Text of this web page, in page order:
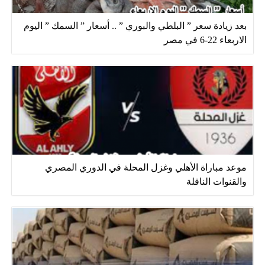
بعد زيادة سعر ” البلطي والبوري ” .. أسعار ” السمك ” اليوم
الاربعاء 22-6 في مصر
موعد مباراة الأهلي وغزل المحلة في الدوري المصري
والقنوات الناقلة